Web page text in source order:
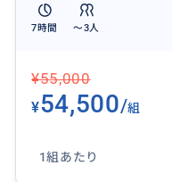
※ワゴン車変更も可
さい。
【訪問可能な主なスポ
■ 陰陽海（いんようか
金鉱由来の鉱物が流れ
7時間 〜3人
¥55,000
¥54,500/組
1組あたり